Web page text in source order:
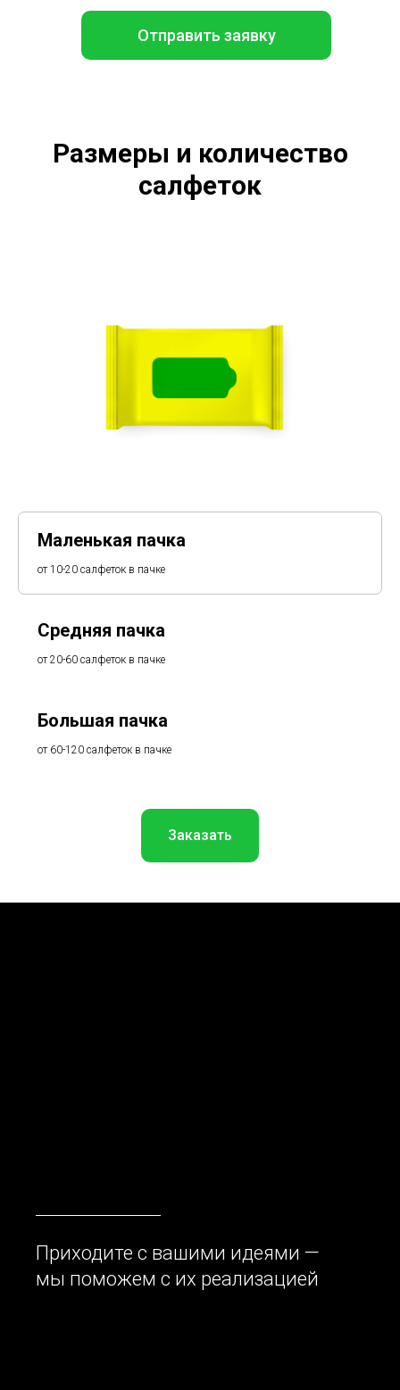
Отправить заявку
Размеры и количество
салфеток
Маленькая пачка
от 10-20 салфеток в пачке
Средняя пачка
от 20-60 салфеток в пачке
Большая пачка
от 60-120 салфеток в пачке
Заказать
Приходите с вашими идеями —
мы поможем с их реализацией